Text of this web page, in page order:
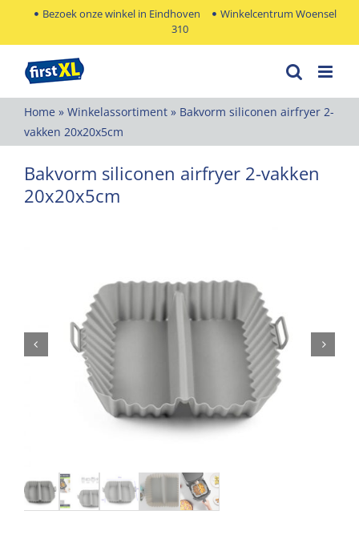
Bezoek onze winkel in Eindhoven
Winkelcentrum Woensel
310
Home » Winkelassortiment » Bakvorm siliconen airfryer 2-
vakken 20x20x5cm
Bakvorm siliconen airfryer 2-vakken
20x20x5cm